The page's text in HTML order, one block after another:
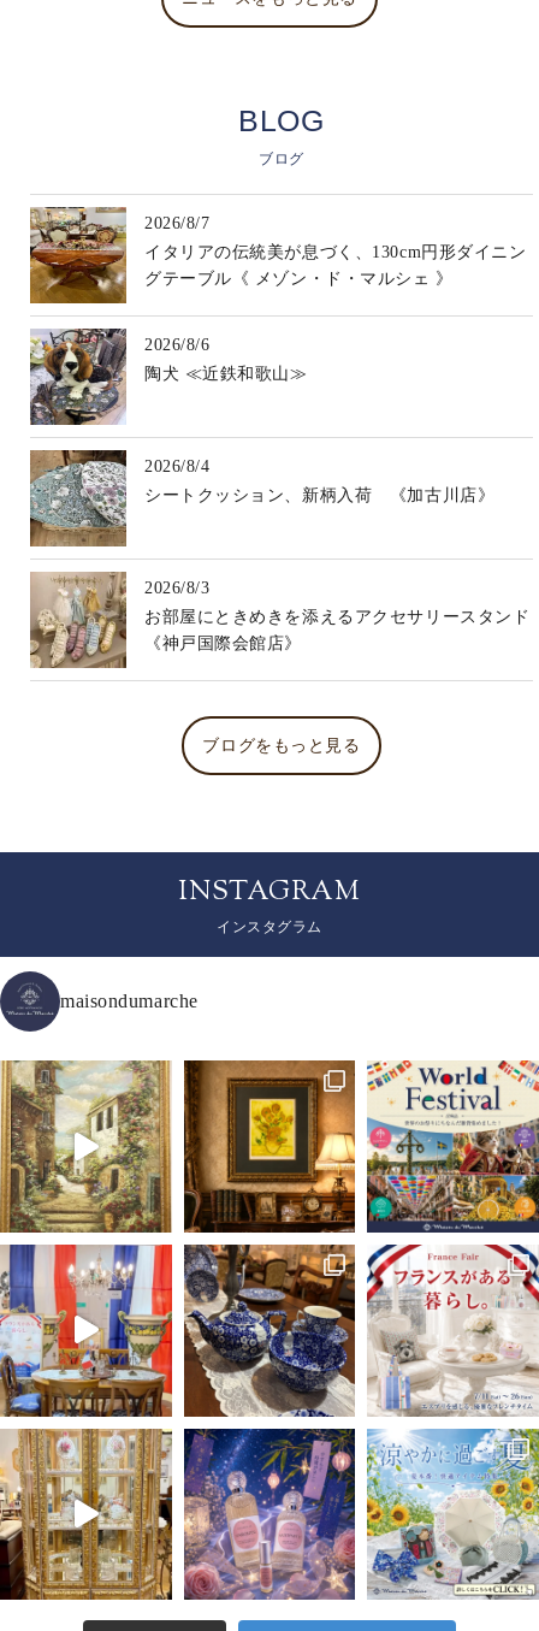
BLOG
ブログ
2026/8/7
イタリアの伝統美が息づく、130cm円形ダイニン
グテーブル《 メゾン・ド・マルシェ 》
2026/8/6
陶犬 ≪近鉄和歌山≫
2026/8/4
シートクッション、新柄入荷 《加古川店》
2026/8/3
お部屋にときめきを添えるアクセサリースタンド
《神戸国際会館店》
ブログをもっと見る
INSTAGRAM
インスタグラム
maisondumarche